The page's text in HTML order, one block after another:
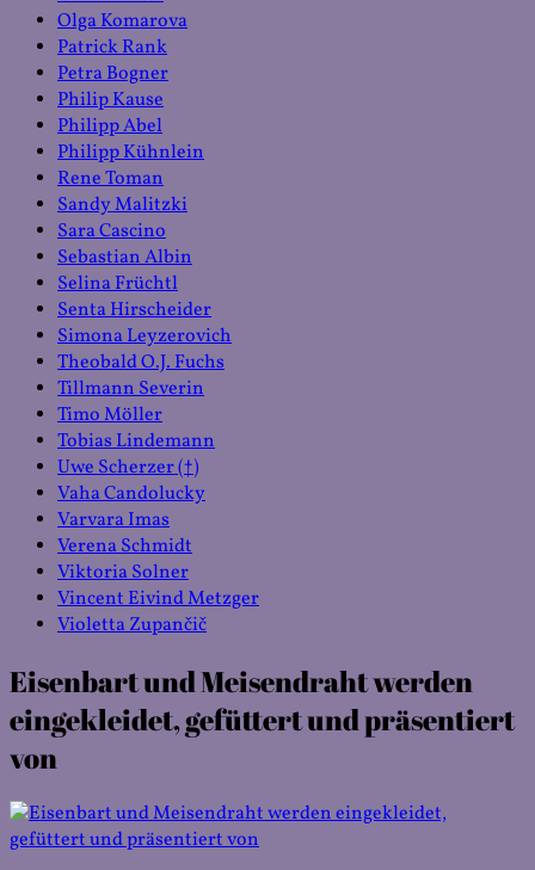
Olga Komarova
Patrick Rank
Petra Bogner
Philip Kause
Philipp Abel
Philipp Kühnlein
Rene Toman
Sandy Malitzki
Sara Cascino
Sebastian Albin
Selina Früchtl
Senta Hirscheider
Simona Leyzerovich
Theobald O.J. Fuchs
Tillmann Severin
Timo Möller
Tobias Lindemann
Uwe Scherzer (†)
Vaha Candolucky
Varvara Imas
Verena Schmidt
Viktoria Solner
Vincent Eivind Metzger
Violetta Zupančič
Eisenbart und Meisendraht werden
eingekleidet, gefüttert und präsentiert
von